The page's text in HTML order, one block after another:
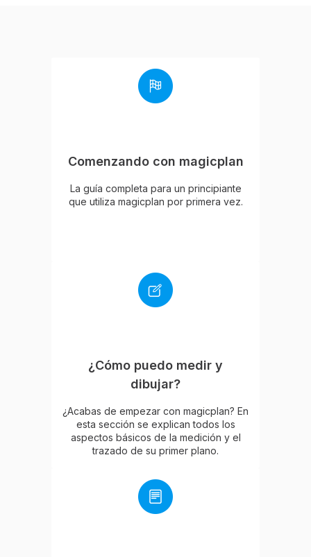
Comenzando con magicplan
La guía completa para un principiante
que utiliza magicplan por primera vez.
¿Cómo puedo medir y
dibujar?
¿Acabas de empezar con magicplan? En
esta sección se explican todos los
aspectos básicos de la medición y el
trazado de su primer plano.